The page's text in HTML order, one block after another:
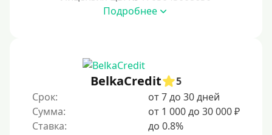
За 15 минут
За час
Подробнее
BelkaCredit
5
Срок:
от 7 до 30 дней
Сумма:
от 1 000 до 30 000 ₽
Ставка:
до 0.8%